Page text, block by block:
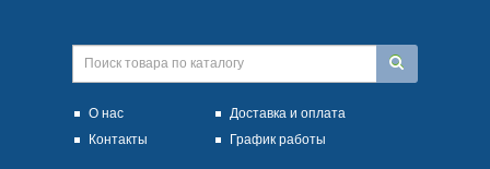
О нас
Доставка и оплата
Контакты
График работы